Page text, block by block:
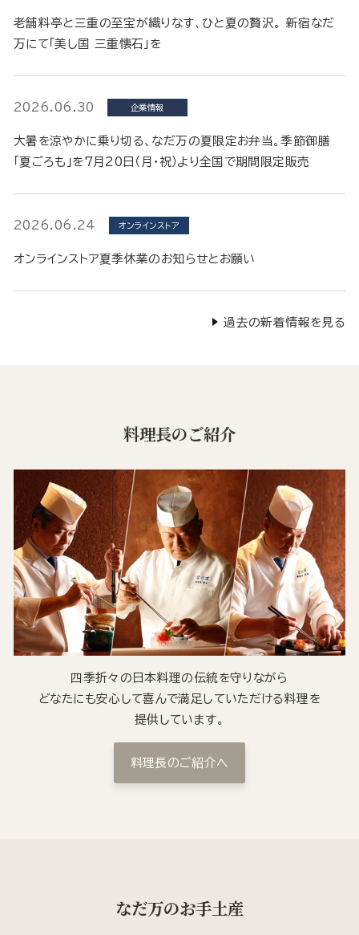
老舗料亭と三重の至宝が織りなす、ひと夏の贅沢。 新宿なだ
万にて「美し国 三重懐石」を
2026.06.30 企業情報
大暑を涼やかに乗り切る、なだ万の夏限定お弁当。季節御膳
「夏ごろも」を7月20日（月・祝）より全国で期間限定販売
2026.06.24 オンラインストア
オンラインストア夏季休業のお知らせとお願い
過去の新着情報を見る
料理長のご紹介
四季折々の日本料理の伝統を守りながら
どなたにも安心して喜んで満足していただける料理を
提供しています。
料理長のご紹介へ
なだ万のお手土産